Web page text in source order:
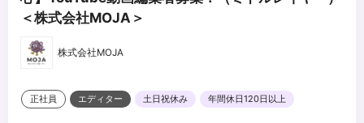
＜株式会社MOJA＞
株式会社MOJA
正社員 エディター 土日祝休み 年間休日120日以上